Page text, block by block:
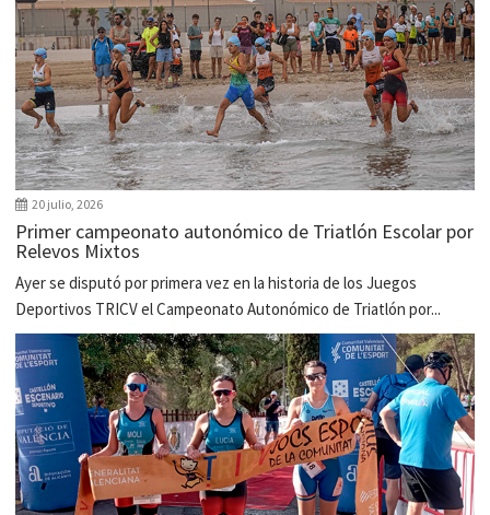
20 julio, 2026
Primer campeonato autonómico de Triatlón Escolar por
Relevos Mixtos
Ayer se disputó por primera vez en la historia de los Juegos
Deportivos TRICV el Campeonato Autonómico de Triatlón por...